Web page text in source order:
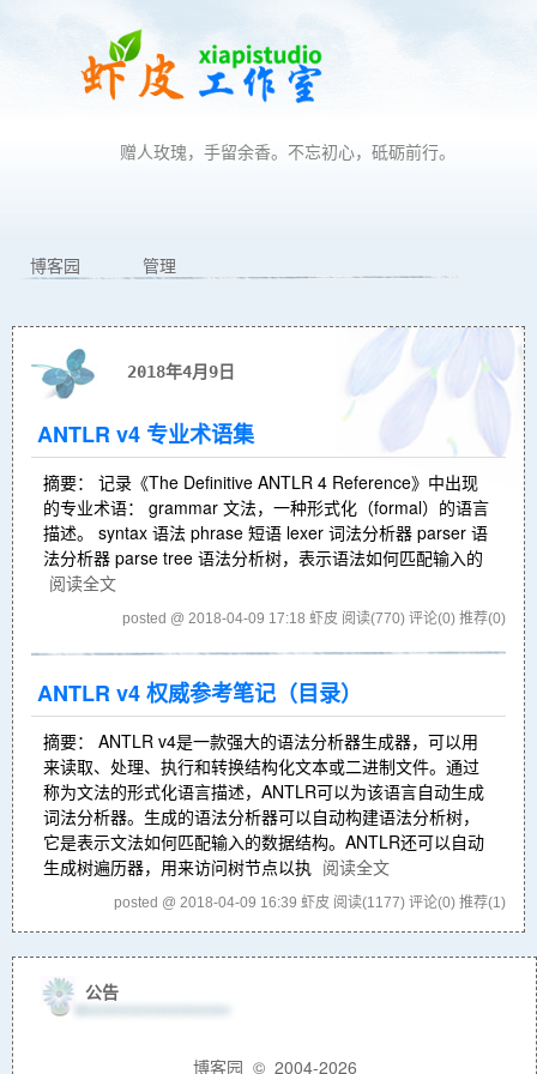
赠人玫瑰，手留余香。不忘初心，砥砺前行。
博客园 管理
2018年4月9日
ANTLR v4 专业术语集
摘要： 记录《The Definitive ANTLR 4 Reference》中出现
的专业术语： grammar 文法，一种形式化（formal）的语言
描述。 syntax 语法 phrase 短语 lexer 词法分析器 parser 语
法分析器 parse tree 语法分析树，表示语法如何匹配输入的
阅读全文
posted @ 2018-04-09 17:18 虾皮 阅读(770) 评论(0) 推荐(0)
ANTLR v4 权威参考笔记（目录）
摘要： ANTLR v4是一款强大的语法分析器生成器，可以用
来读取、处理、执行和转换结构化文本或二进制文件。通过
称为文法的形式化语言描述，ANTLR可以为该语言自动生成
词法分析器。生成的语法分析器可以自动构建语法分析树，
它是表示文法如何匹配输入的数据结构。ANTLR还可以自动
生成树遍历器，用来访问树节点以执 阅读全文
posted @ 2018-04-09 16:39 虾皮 阅读(1177) 评论(0) 推荐(1)
公告
博客园 © 2004-2026